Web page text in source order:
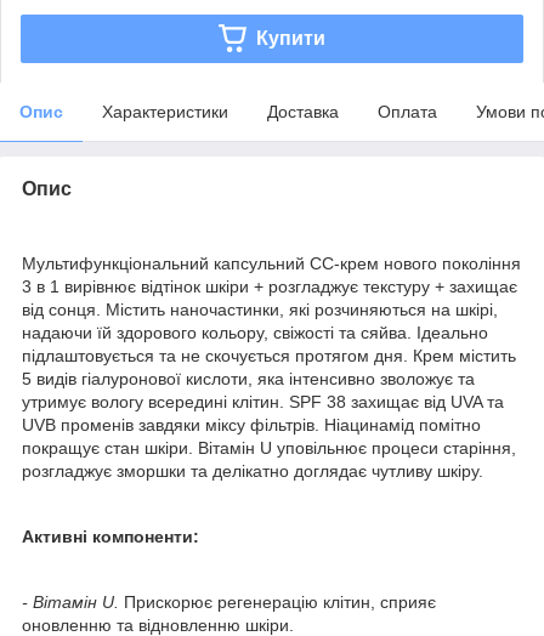
Купити
Опис Характеристики Доставка Оплата Умови
Опис
Мультифункціональний капсульний СС-крем нового покоління
3 в 1 вирівнює відтінок шкіри + розгладжує текстуру + захищає
від сонця. Містить наночастинки, які розчиняються на шкірі,
надаючи їй здорового кольору, свіжості та сяйва. Ідеально
підлаштовується та не скочується протягом дня. Крем містить
5 видів гіалуронової кислоти, яка інтенсивно зволожує та
утримує вологу всередині клітин. SPF 38 захищає від UVA та
UVB променів завдяки міксу фільтрів. Ніацинамід помітно
покращує стан шкіри. Вітамін U уповільнює процеси старіння,
розгладжує зморшки та делікатно доглядає чутливу шкіру.
Активні компоненти:
- Вітамін U. Прискорює регенерацію клітин, сприяє
оновленню та відновленню шкіри.